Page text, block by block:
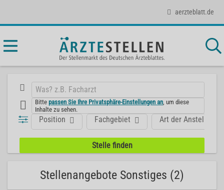
aerzteblatt.de
Bittepassen Sie Ihre Privatsphäre-Einstellungen an , um diese
Inhalte zu sehen.
Position Fachgebiet Art der Anstellung
Stellenangebote Sonstiges (2)